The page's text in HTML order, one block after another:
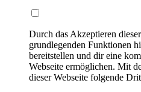
Durch das Akzeptieren
grundlegenden Funktionen
bereitstellen und dir eine
Webseite ermöglichen. Mit
dieser Webseite folgende